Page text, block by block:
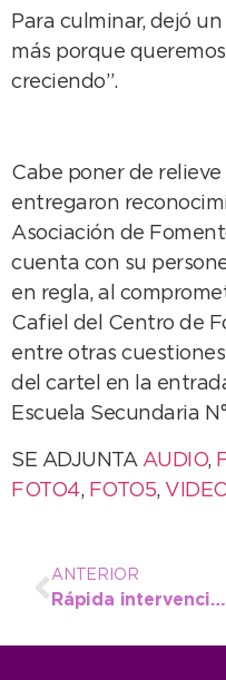
Para culminar, dejó
más porque
creciendo”.
Cabe poner de
entregaron
Asociación de
cuenta con su
en regla, al
Cafiel del Centro de
entre otras
del cartel en la
Escuela Secundaria
SE ADJUNTA AUDIO,
FOTO4, FOTO5,
ANTERIOR
Rápida intervención conjunta en Barrio Norte ante la detección de una sustancia peligrosa en las cloacas